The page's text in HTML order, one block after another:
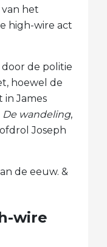
het
high-wire act
de politie
hoewel de
in James
De wandeling,
Joseph
de eeuw. &
wire